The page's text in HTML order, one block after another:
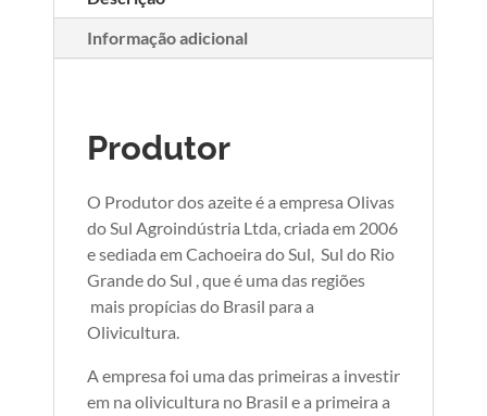
Informação adicional
Produtor
O Produtor dos azeite é a empresa Olivas
do Sul Agroindústria Ltda, criada em 2006
e sediada em Cachoeira do Sul, Sul do Rio
Grande do Sul , que é uma das regiões
mais propícias do Brasil para a
Olivicultura.
A empresa foi uma das primeiras a investir
em na olivicultura no Brasil e a primeira a